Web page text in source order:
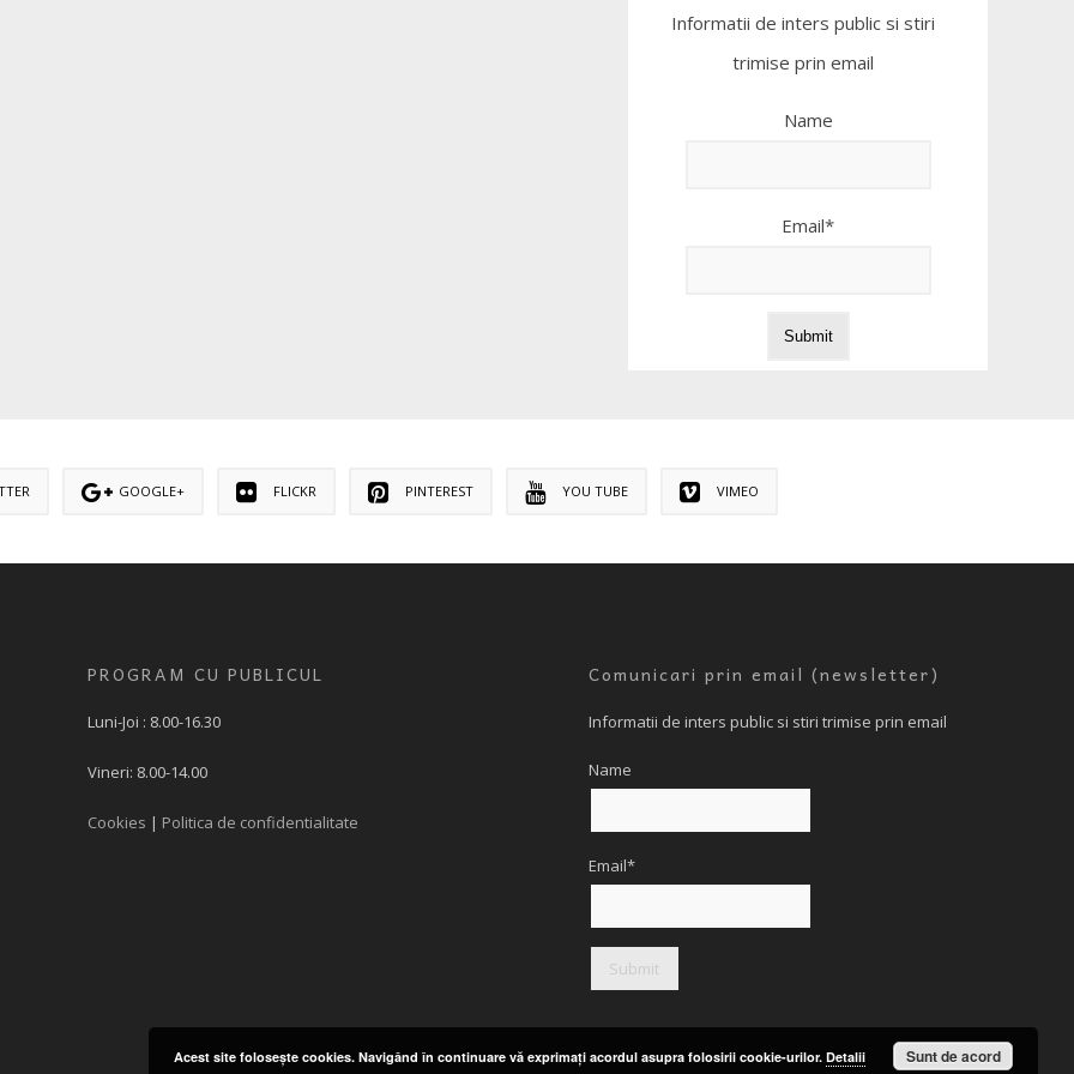
Informatii de inters public si stiri
trimise prin email
Name
Email*
GOOGLE+ FLICKR PINTEREST YOU TUBE VIMEO
PROGRAM CU PUBLICUL
Luni-Joi : 8.00-16.30
Vineri: 8.00-14.00
Cookies | Politica de confidentialitate
Comunicari prin email (newsletter)
Informatii de inters public si stiri trimise prin email
Name
Email*
Acest site foloseşte cookies. Navigând în continuare vă exprimaţi acordul asupra folosirii cookie-urilor. Detalii Sunt de acord